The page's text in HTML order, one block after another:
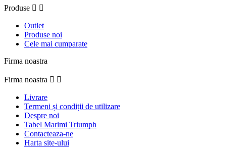
Produse  
Outlet
Produse noi
Cele mai cumparate
Firma noastra
Firma noastra  
Livrare
Termeni și condiții de utilizare
Despre noi
Tabel Marimi Triumph
Contacteaza-ne
Harta site-ului